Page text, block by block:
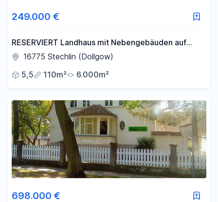
249.000 €
RESERVIERT Landhaus mit Nebengebäuden auf
6.000 m² Grundstück
16775 Stechlin (Dollgow)
5,5
110m² 6.000m²
698.000 €